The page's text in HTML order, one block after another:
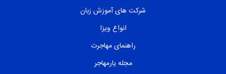
شرکت های آموزش زبان
انواع ویزا
راهنمای مهاجرت
مجله یارمهاجر